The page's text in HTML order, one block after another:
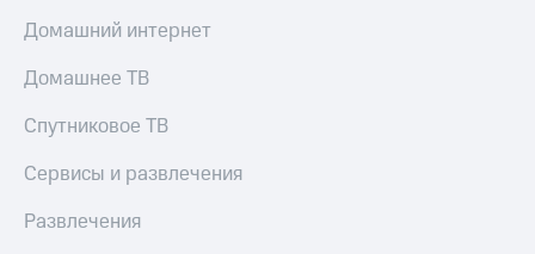
Домашний интернет
Домашнее ТВ
Спутниковое ТВ
Сервисы и развлечения
Развлечения